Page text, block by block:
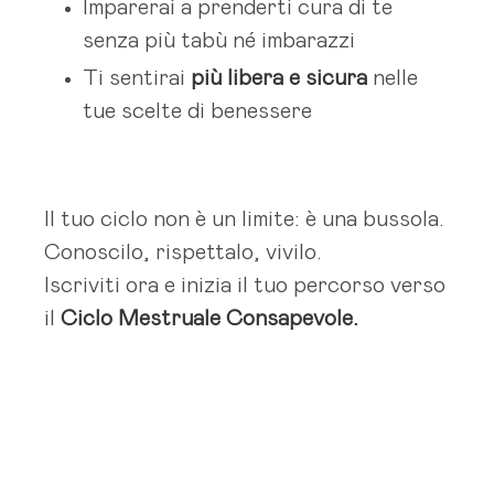
Imparerai a prenderti cura di te
senza più tabù né imbarazzi
Ti sentirai più libera e sicura nelle
tue scelte di benessere
Il tuo ciclo non è un limite: è una bussola.
Conoscilo, rispettalo, vivilo.
Iscriviti ora e inizia il tuo percorso verso
il Ciclo Mestruale Consapevole.